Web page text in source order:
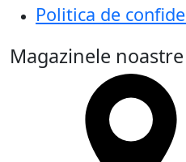
Politica de
Magazinele noastre